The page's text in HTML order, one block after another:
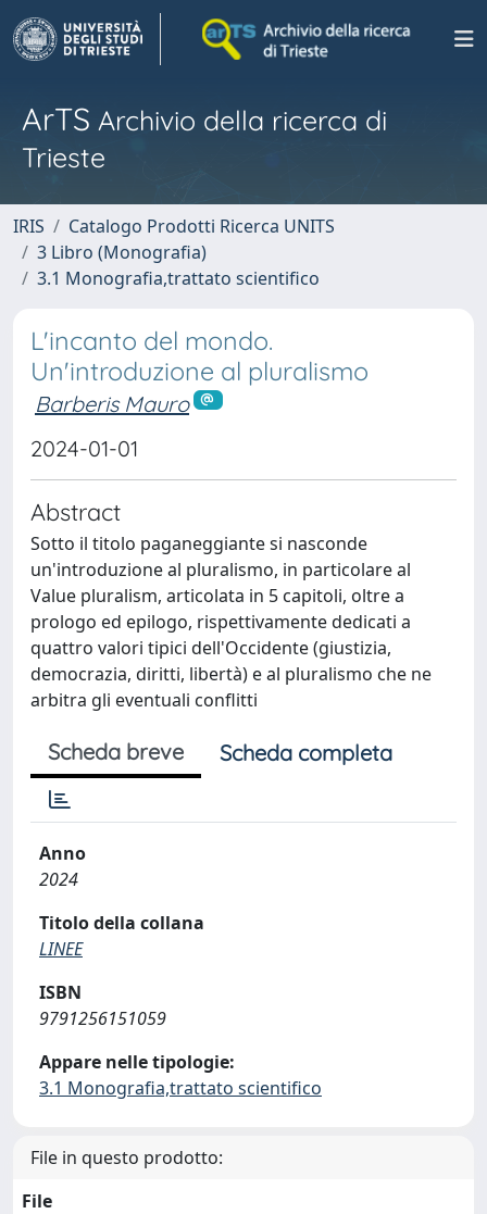
ArTS Archivio della ricerca di
Trieste
IRIS
Catalogo Prodotti Ricerca UNITS
3 Libro (Monografia)
3.1 Monografia,trattato scientifico
L'incanto del mondo.
Un'introduzione al pluralismo
Barberis Mauro
2024-01-01
Abstract
Sotto il titolo paganeggiante si nasconde
un'introduzione al pluralismo, in particolare al
Value pluralism, articolata in 5 capitoli, oltre a
prologo ed epilogo, rispettivamente dedicati a
quattro valori tipici dell'Occidente (giustizia,
democrazia, diritti, libertà) e al pluralismo che ne
arbitra gli eventuali conflitti
Scheda breve Scheda completa
Anno
2024
Titolo della collana
LINEE
ISBN
9791256151059
Appare nelle tipologie:
3.1 Monografia,trattato scientifico
File in questo prodotto:
File